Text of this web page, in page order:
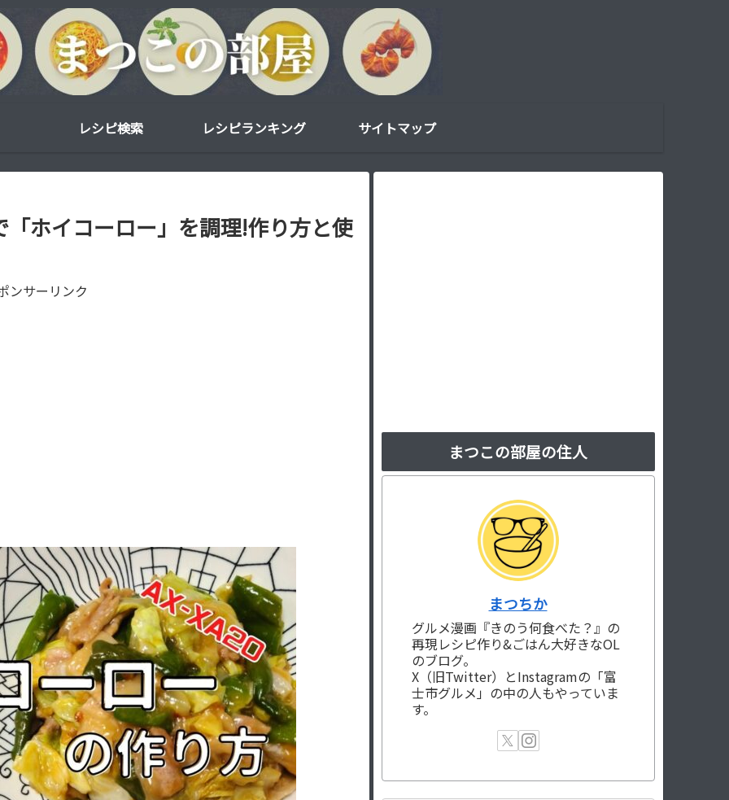
レシピ検索 レシピランキング サイトマップ
「ホイコーロー」を調理!作り方と使
ンサーリンク
まつこの部屋の住人
まつちか
グルメ漫画『きのう何食べた？』の
再現レシピ作り&ごはん大好きなOL
のブログ。
X（旧Twitter）とInstagramの「富
士市グルメ」の中の人もやっていま
す。